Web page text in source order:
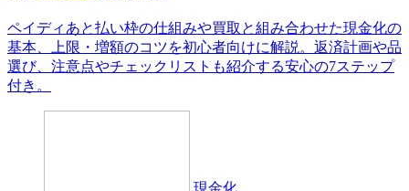
ペイディあと払い枠の仕組みや買取と組み合わせた現金化の
基本、上限・増額のコツを初心者向けに解説。返済計画や品
選び、注意点やチェックリストも紹介する安心の7ステップ
付き。
現金化